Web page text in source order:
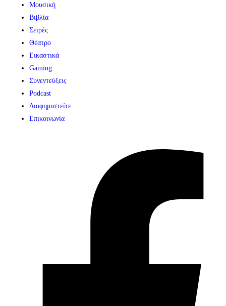
Μουσική
Βιβλία
Σειρές
Θέατρο
Εικαστικά
Gaming
Συνεντεύξεις
Podcast
Διαφημιστείτε
Επικοινωνία